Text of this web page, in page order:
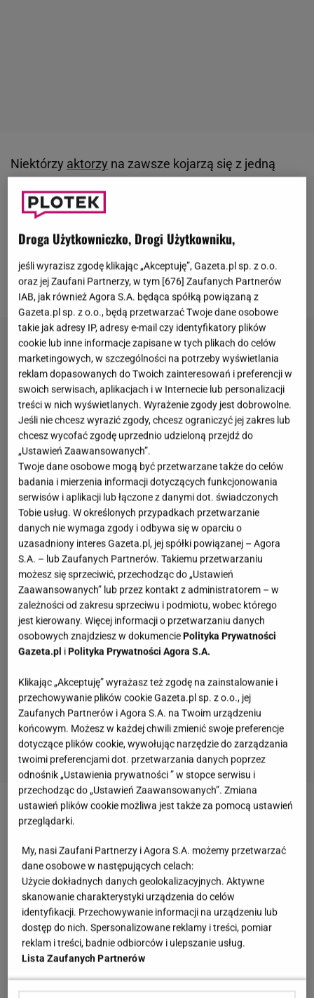
Niektórzy aktorzy na zawsze kojarzą się z jedną
Richarda Deana Andersona, który jako MacGyver
rozwijała się dynamicznie, w pewnym momencie
zdecydował się na krok, który zaskoczył fanów na
całym świecie.
Zobacz wideo Największe wpadki photoshopowe
wyobraźnia
Od marzeń o sporcie do wielkiej kariery. Wszystko
zmienił jeden moment
Richard Dean Andersonpoczątkowo nie planował
zostać aktorem.Jako młody człowiek marzył o
Droga Użytkowniczko, Drogi Użytkowniku,
jeśli wyrazisz zgodę klikając „Akceptuję”, Gazeta.pl sp. z o.o.
oraz jej Zaufani Partnerzy, w tym [676] Zaufanych Partnerów
IAB, jak również Agora S.A. będąca spółką powiązaną z
Gazeta.pl sp. z o.o., będą przetwarzać Twoje dane osobowe
takie jak adresy IP, adresy e-mail czy identyfikatory plików
cookie lub inne informacje zapisane w tych plikach do celów
marketingowych, w szczególności na potrzeby wyświetlania
reklam dopasowanych do Twoich zainteresowań i preferencji w
swoich serwisach, aplikacjach i w Internecie lub personalizacji
treści w nich wyświetlanych. Wyrażenie zgody jest dobrowolne.
Jeśli nie chcesz wyrazić zgody, chcesz ograniczyć jej zakres lub
chcesz wycofać zgodę uprzednio udzieloną przejdź do
„Ustawień Zaawansowanych”.
Twoje dane osobowe mogą być przetwarzane także do celów
badania i mierzenia informacji dotyczących funkcjonowania
serwisów i aplikacji lub łączone z danymi dot. świadczonych
Tobie usług. W określonych przypadkach przetwarzanie
danych nie wymaga zgody i odbywa się w oparciu o
uzasadniony interes Gazeta.pl, jej spółki powiązanej – Agora
S.A. – lub Zaufanych Partnerów. Takiemu przetwarzaniu
możesz się sprzeciwić, przechodząc do „Ustawień
Zaawansowanych” lub przez kontakt z administratorem – w
zależności od zakresu sprzeciwu i podmiotu, wobec którego
jest kierowany. Więcej informacji o przetwarzaniu danych
osobowych znajdziesz w dokumenciePolityka Prywatności
Gazeta.pl iPolityka Prywatności Agora S.A.
Klikając „Akceptuję” wyrażasz też zgodę na zainstalowanie i
przechowywanie plików cookie Gazeta.pl sp. z o.o., jej
Zaufanych Partnerów i Agora S.A. na Twoim urządzeniu
końcowym. Możesz w każdej chwili zmienić swoje preferencje
dotyczące plików cookie, wywołując narzędzie do zarządzania
twoimi preferencjami dot. przetwarzania danych poprzez
odnośnik „Ustawienia prywatności ” w stopce serwisu i
przechodząc do „Ustawień Zaawansowanych”. Zmiana
ustawień plików cookie możliwa jest także za pomocą ustawień
przeglądarki.
My, nasi Zaufani Partnerzy i Agora S.A. możemy przetwarzać
dane osobowe w następujących celach:
Użycie dokładnych danych geolokalizacyjnych. Aktywne
skanowanie charakterystyki urządzenia do celów
identyfikacji. Przechowywanie informacji na urządzeniu lub
dostęp do nich. Spersonalizowane reklamy i treści, pomiar
reklam i treści, badnie odbiorców i ulepszanie usług.
Lista Zaufanych Partnerów